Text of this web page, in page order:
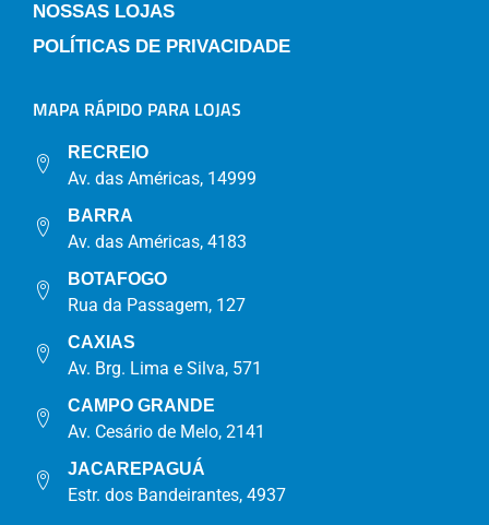
NOSSAS LOJAS
POLÍTICAS DE PRIVACIDADE
MAPA RÁPIDO PARA LOJAS
RECREIO
Av. das Américas, 14999
BARRA
Av. das Américas, 4183
BOTAFOGO
Rua da Passagem, 127
CAXIAS
Av. Brg. Lima e Silva, 571
CAMPO GRANDE
Av. Cesário de Melo, 2141
JACAREPAGUÁ
Estr. dos Bandeirantes, 4937